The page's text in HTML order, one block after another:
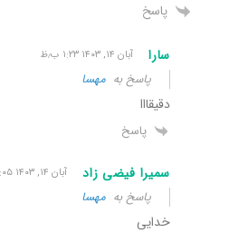
پاسخ
سارا آبان ۱۴, ۱۴۰۳ ۱:۲۳ ب٫ظ
پاسخ به مهسا
دقیقااا
پاسخ
سمیرا فیضی زاد آبان ۱۴, ۱۴۰۳ ۲:۰۵ ب٫ظ
پاسخ به مهسا
خدایی